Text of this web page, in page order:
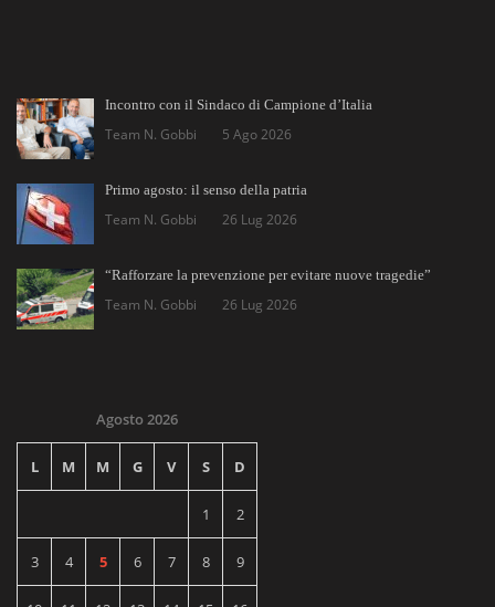
Incontro con il Sindaco di Campione d’Italia
Team N. Gobbi 5 Ago 2026
Primo agosto: il senso della patria
Team N. Gobbi 26 Lug 2026
“Rafforzare la prevenzione per evitare nuove tragedie”
Team N. Gobbi 26 Lug 2026
Agosto 2026
L M M G V S D
1 2
3 4 5 6 7 8 9